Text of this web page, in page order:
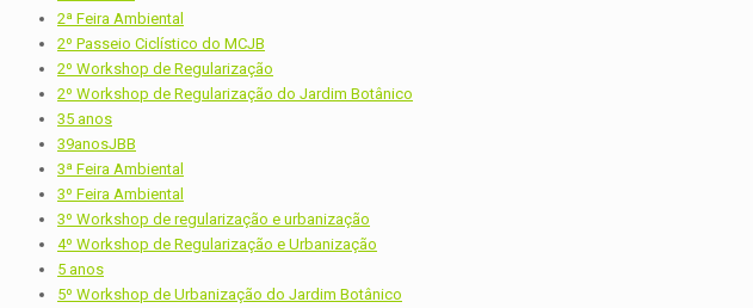
2ª Feira Ambiental
2º Passeio Ciclístico do MCJB
2º Workshop de Regularização
2º Workshop de Regularização do Jardim Botânico
35 anos
39anosJBB
3ª Feira Ambiental
3º Feira Ambiental
3º Workshop de regularização e urbanização
4º Workshop de Regularização e Urbanização
5 anos
5º Workshop de Urbanização do Jardim Botânico